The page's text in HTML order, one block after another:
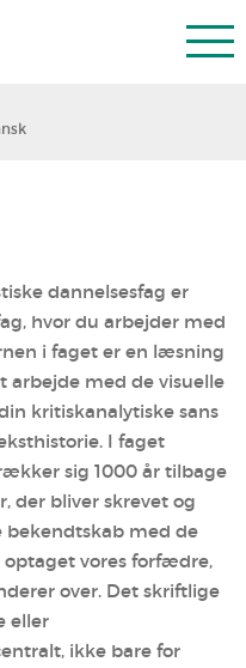
dannelsesfag er
hvor du arbejder med
i faget er en læsning
arbejde med de visuelle
kritisk­analytiske sans
I faget
sig 1000 år tilbage
der bliver skrevet og
bekendtskab med de
optaget vores forfædre,
over. Det skriftlige
eller
ikke bare for